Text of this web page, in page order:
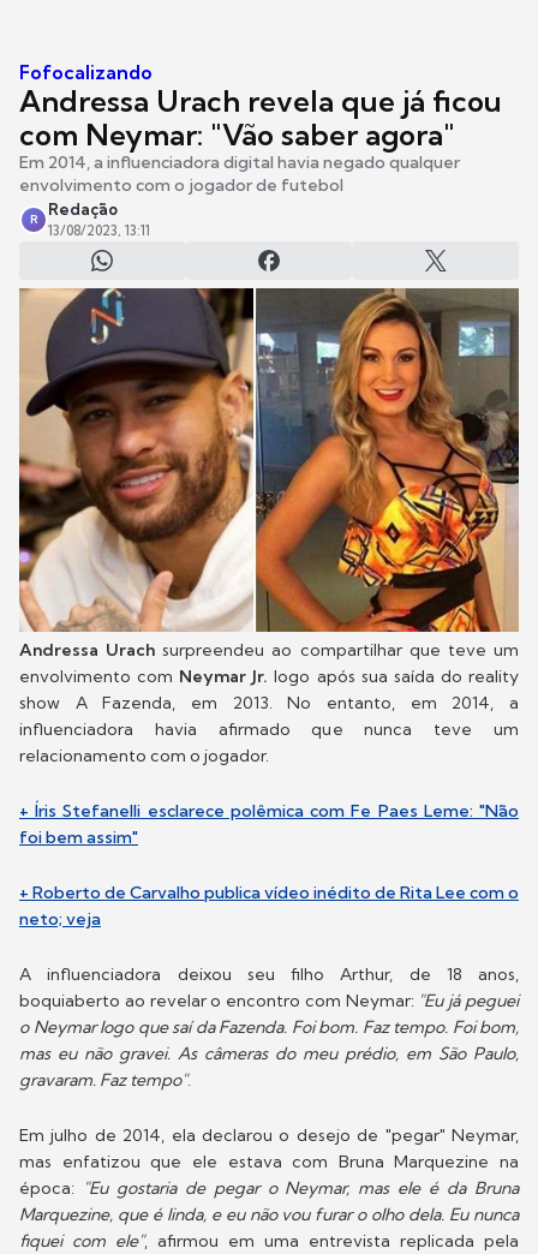
Fofocalizando
Andressa Urach revela que já ficou
com Neymar: "Vão saber agora"
Em 2014, a influenciadora digital havia negado qualquer
envolvimento com o jogador de futebol
R
Redação
13/08/2023, 13:11
Andressa Urachsurpreendeu ao compartilhar que teve um
envolvimento com Neymar Jr. logo após sua saída do reality
show A Fazenda, em 2013. No entanto, em 2014, a
influenciadora havia afirmado que nunca teve um
relacionamento com o jogador.
+ Íris Stefanelli esclarece polêmica com Fe Paes Leme: "Não
foi bem assim"
+ Roberto de Carvalho publica vídeo inédito de Rita Lee com o
neto; veja
A influenciadora deixou seu filho Arthur, de 18 anos,
boquiaberto ao revelar o encontro com Neymar: "Eu já peguei
o Neymar logo que saí da Fazenda. Foi bom. Faz tempo. Foi bom,
mas eu não gravei. As câmeras do meu prédio, em São Paulo,
gravaram. Faz tempo".
Em julho de 2014, ela declarou o desejo de "pegar" Neymar,
mas enfatizou que ele estava com Bruna Marquezine na
época: "Eu gostaria de pegar o Neymar, mas ele é da Bruna
Marquezine, que é linda, e eu não vou furar o olho dela. Eu nunca
fiquei com ele", afirmou em uma entrevista replicada pela